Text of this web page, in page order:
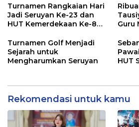
Turnamen Rangkaian Hari
Jadi Seruyan Ke-23 dan
HUT Kemerdekaan Ke-80
Guru
Turnamen Golf Menjadi
Sejarah untuk
Mengharumkan Seruyan
HUT
Rekomendasi untuk kamu